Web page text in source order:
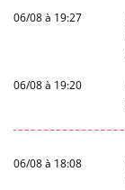
06/08 à 19:27
06/08 à 19:20
06/08 à 18:08